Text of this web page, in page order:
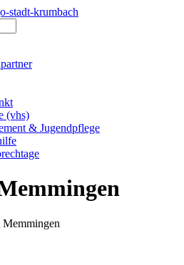
(vhs)
& Jugendpflege